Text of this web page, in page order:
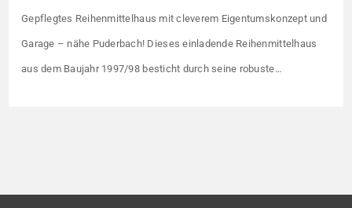
Gepflegtes Reihenmittelhaus mit cleverem Eigentumskonzept und
Garage – nähe Puderbach! Dieses einladende Reihenmittelhaus
aus dem Baujahr 1997/98 besticht durch seine robuste
Veräußert […]